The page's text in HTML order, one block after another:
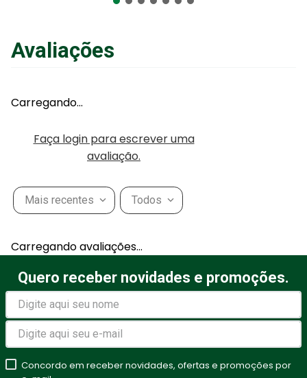
Avaliações
Carregando…
Faça login para escrever uma
avaliação.
Mais recentes Todos
Carregando avaliações…
Quero receber novidades e promoções.
Concordo em receber novidades, ofertas e promoções por